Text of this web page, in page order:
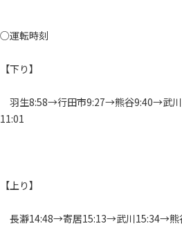
○運転時刻
【下り】
羽生8:58→行田市9:27→熊谷9:40→武
11:01
【上り】
長瀞14:48→寄居15:13→武川15:34→熊